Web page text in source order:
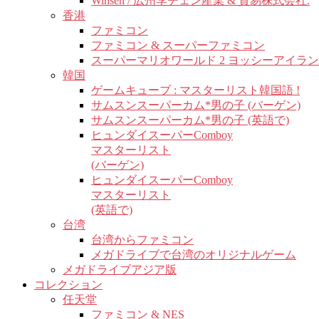
香港
ファミコン
ファミコン & スーパーファミコン
スーパーマリオワールド 2 ヨッシーアイラ
韓国
ゲームキューブ : マスターリスト韓国語 !
サムスンスーパーカム*男の子 (バーゲン)
サムスンスーパーカム*男の子 (英語で)
ヒュンダイスーパーComboy
マスターリスト
(バーゲン)
ヒュンダイスーパーComboy
マスターリスト
(英語で)
台湾
台湾からファミコン
メガドライブで台湾のオリジナルゲーム
メガドライブアジア版
コレクション
任天堂
ファミコン & NES